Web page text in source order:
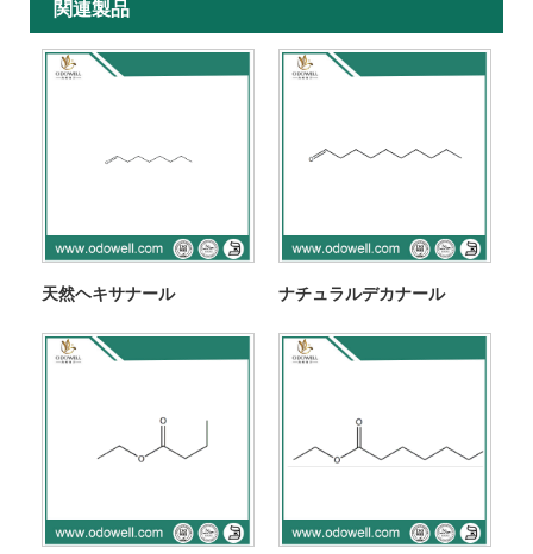
関連製品
天然ヘキサナール ナチュラルデカナール